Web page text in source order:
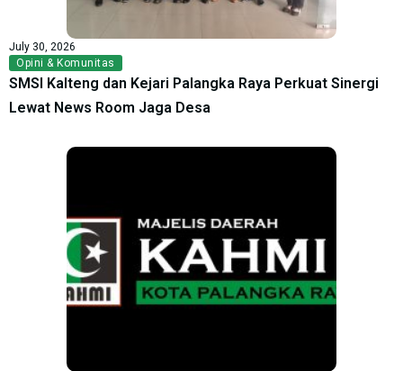
July 30, 2026
Opini & Komunitas
SMSI Kalteng dan Kejari Palangka Raya Perkuat Sinergi
Lewat News Room Jaga Desa